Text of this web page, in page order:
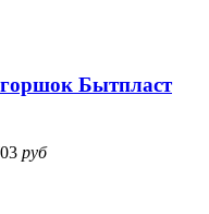
Бытпласт
руб